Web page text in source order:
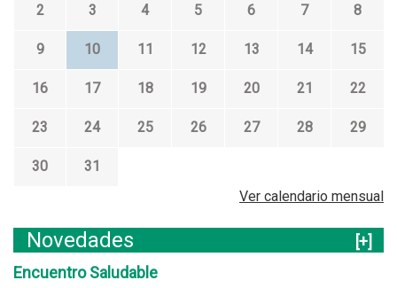
2 3 4 5 6 7 8
9 10 11 12 13 14 15
16 17 18 19 20 21 22
23 24 25 26 27 28 29
30
31
Ver calendario mensual
Novedades
[+]
Encuentro Saludable